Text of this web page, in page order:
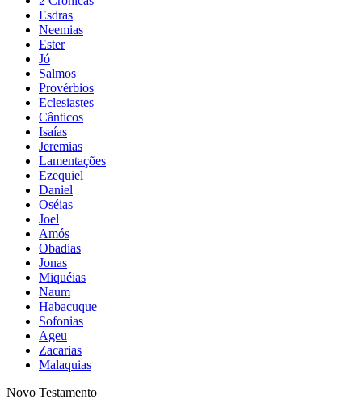
Esdras
Neemias
Ester
Jó
Salmos
Provérbios
Eclesiastes
Cânticos
Isaías
Jeremias
Lamentações
Ezequiel
Daniel
Oséias
Joel
Amós
Obadias
Jonas
Miquéias
Naum
Habacuque
Sofonias
Ageu
Zacarias
Malaquias
Novo Testamento